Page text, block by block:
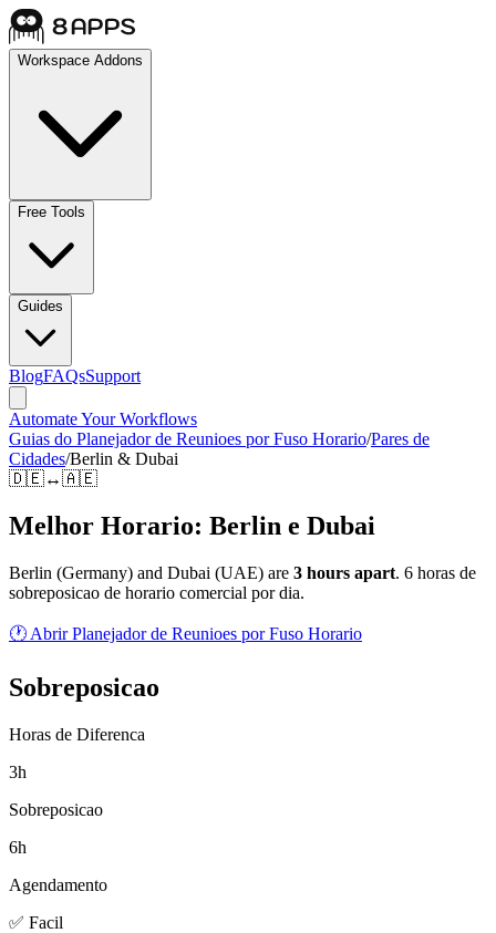
Workspace Addons
Free Tools
Guides
BlogFAQsSupport
Automate Your Workflows
Guias do Planejador de Reunioes por Fuso Horario/Pares de
Cidades/Berlin & Dubai
🇩🇪↔🇦🇪
Melhor Horario: Berlin e Dubai
Berlin (Germany) and Dubai (UAE) are 3 hours apart. 6 horas de
sobreposicao de horario comercial por dia.
🕐 Abrir Planejador de Reunioes por Fuso Horario
Sobreposicao
Horas de Diferenca
3h
Sobreposicao
6h
Agendamento
✅ Facil